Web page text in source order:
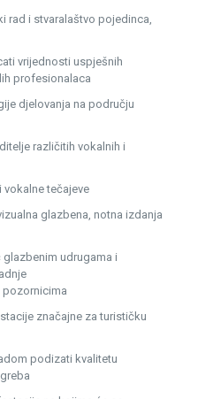
rad i stvaralaštvo pojedinca,
vrijednosti uspješnih
profesionalaca
djelovanja na području
različitih vokalnih i
vokalne tečajeve
glazbena, notna izdanja
udrugama i
pozornicima
značajne za turističku
podizati kvalitetu